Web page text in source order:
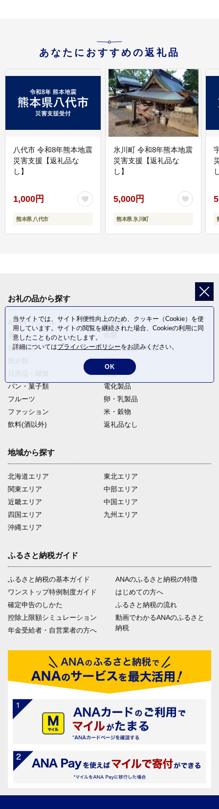
あなたにおすすめの返礼品
八代市 令和8年熊本地震
災害支援【返礼品な
し】
1,000円
熊本県 八代市
氷川町 令和8年熊本地震
災害支援【返礼品な
し】
5,000円
熊本県 氷川町
お礼の品から探す
ANAオリジナル
定期便
酒
加工食品
旅行・宿泊・体験
麺類
野菜
パン・菓子類
電化製品
フルーツ
卵・乳製品
ファッション
米・穀物
飲料(酒以外)
返礼品なし
地域から探す
北海道エリア
関東エリア
近畿エリア
四国エリア
沖縄エリア
東北エリア
中部エリア
中国エリア
九州エリア
ふるさと納税ガイド
ふるさと納税の基本ガイド
ワンストップ特例制度ガイド
確定申告のしかた
控除上限額シミュレーション
年金受給者・自営業者の方へ
ANAのふるさと納税の特徴
はじめての方へ
ふるさと納税の流れ
動画でわかるANAのふるさと
納税
当サイトでは、サイト利便性向上のため、クッキー（Cookie）を使
用しています。サイトの閲覧を継続された場合、Cookieの利用に同
意したことものといたします。
詳細についてはプライバシーポリシーをお読みください。
OK